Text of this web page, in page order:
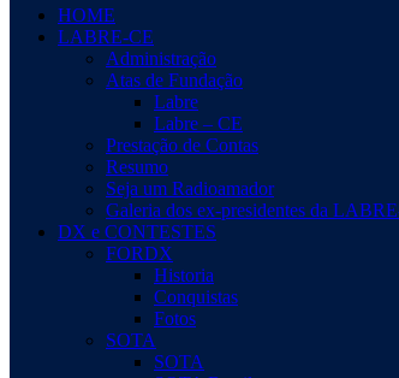
HOME
LABRE-CE
Administração
Atas de Fundação
Labre
Labre – CE
Prestação de Contas
Resumo
Seja um Radioamador
Galeria dos ex-presidentes da
DX e CONTESTES
FORDX
Historia
Conquistas
Fotos
SOTA
SOTA